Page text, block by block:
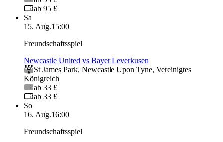
ab 95 £
Sa
15. Aug.15:00
Freundschaftsspiel
Newcastle United vs Bayer Leverkusen
St James Park, Newcastle Upon Tyne, Vereinigtes
Königreich
ab 33 £
ab 33 £
So
16. Aug.16:00
Freundschaftsspiel